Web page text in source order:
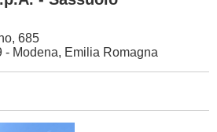
685
- Modena, Emilia Romagna